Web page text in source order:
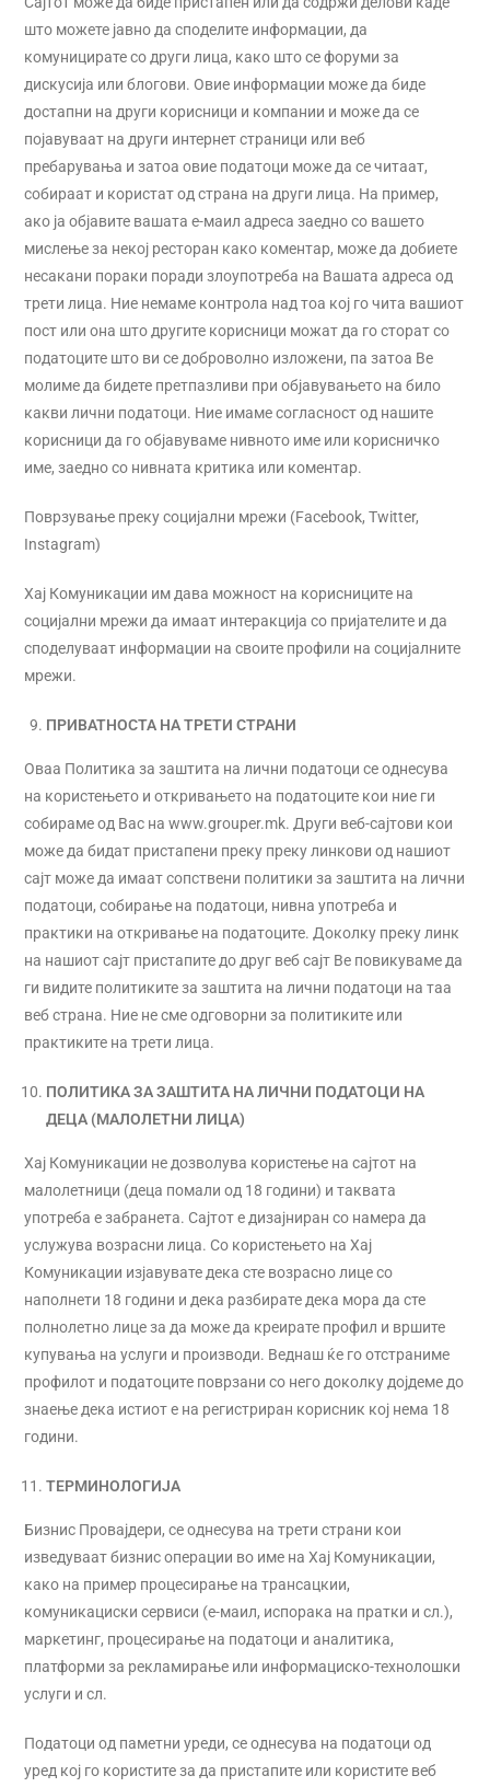
што можете јавно да споделите информации, да
комуницирате со други лица, како што се форуми за
дискусија или блогови. Овие информации може да биде
достапни на други корисници и компании и може да се
појавуваат на други интернет страници или веб
пребарувања и затоа овие податоци може да се читаат,
собираат и користат од страна на други лица. На пример,
ако ја објавите вашата е-маил адреса заедно со вашето
мислење за некој ресторан како коментар, може да добиете
несакани пораки поради злоупотреба на Вашата адреса од
трети лица. Ние немаме контрола над тоа кој го чита вашиот
пост или она што другите корисници можат да го сторат со
податоците што ви се доброволно изложени, па затоа Ве
молиме да бидете претпазливи при објавувањето на било
какви лични податоци. Ние имаме согласност од нашите
корисници да го објавуваме нивното име или корисничко
име, заедно со нивната критика или коментар.
Поврзување преку социјални мрежи (Facebook, Twitter,
Instagram)
Хај Комуникации им дава можност на корисниците на
социјални мрежи да имаат интеракција со пријателите и да
споделуваат информации на своите профили на социјалните
мрежи.
ПРИВАТНОСТА НА ТРЕТИ СТРАНИ
Оваа Политика за заштита на лични податоци се однесува
на користењето и откривањето на податоците кои ние ги
собираме од Вас на www.grouper.mk. Други веб-сајтови кои
може да бидат пристапени преку преку линкови од нашиот
сајт може да имаат сопствени политики за заштита на лични
податоци, собирање на податоци, нивна употреба и
практики на откривање на податоците. Доколку преку линк
на нашиот сајт пристапите до друг веб сајт Ве повикуваме да
ги видите политиките за заштита на лични податоци на таа
веб страна. Ние не сме одговорни за политиките или
практиките на трети лица.
ПОЛИТИКА ЗА ЗАШТИТА НА ЛИЧНИ ПОДАТОЦИ НА
ДЕЦА (МАЛОЛЕТНИ ЛИЦА)
Хај Комуникации не дозволува користење на сајтот на
малолетници (деца помали од 18 години) и таквата
употреба е забранета. Сајтот е дизајниран со намера да
услужува возрасни лица. Со користењето на Хај
Комуникации изјавувате дека сте возрасно лице со
наполнети 18 години и дека разбирате дека мора да сте
полнолетно лице за да може да креирате профил и вршите
купувања на услуги и производи. Веднаш ќе го отстраниме
профилот и податоците поврзани со него доколку дојдеме до
знаење дека истиот е на регистриран корисник кој нема 18
години.
ТЕРМИНОЛОГИЈА
Бизнис Провајдери, се однесува на трети страни кои
изведуваат бизнис операции во име на Хај Комуникации,
како на пример процесирање на трансацкии,
комуникациски сервиси (е-маил, испорака на пратки и сл.),
маркетинг, процесирање на податоци и аналитика,
платформи за рекламирање или информациско-технолошки
услуги и сл.
Податоци од паметни уреди, се однесува на податоци од
уред кој го користите за да пристапите или користите веб